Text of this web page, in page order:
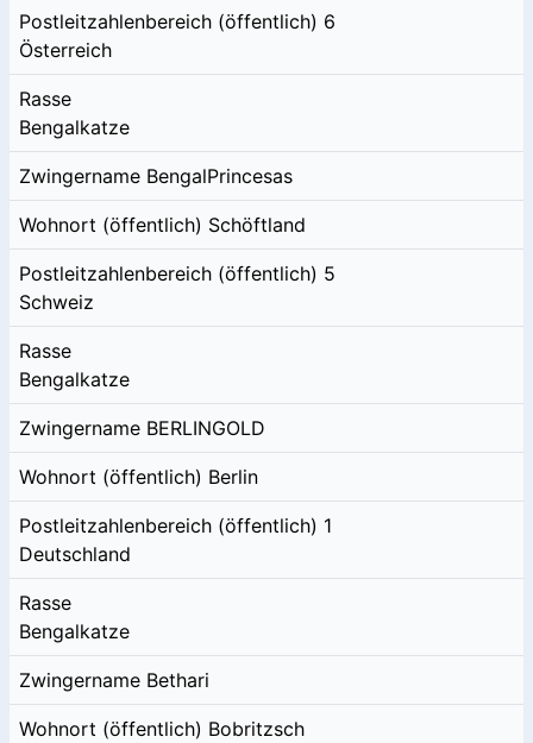
Postleitzahlenbereich (öffentlich) 6
Österreich
Rasse
Bengalkatze
Zwingername BengalPrincesas
Wohnort (öffentlich) Schöftland
Postleitzahlenbereich (öffentlich) 5
Schweiz
Rasse
Bengalkatze
Zwingername BERLINGOLD
Wohnort (öffentlich) Berlin
Postleitzahlenbereich (öffentlich) 1
Deutschland
Rasse
Bengalkatze
Zwingername Bethari
Wohnort (öffentlich) Bobritzsch